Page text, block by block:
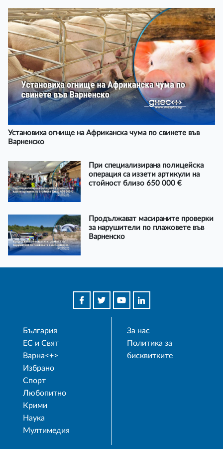
Установиха огнище на Африканска чума по свинете във
Варненско
При специализирана полицейска
операция са иззети артикули на
стойност близо 650 000 €
Продължават масираните проверки
за нарушители по плажовете във
Варненско
България
ЕС и Свят
Варна<+>
Избрано
Спорт
Любопитно
Крими
Наука
Мултимедия
За нас
Политика за
бисквитките